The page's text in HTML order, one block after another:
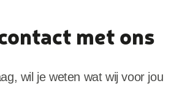
met ons
wil je weten wat wij voor jou